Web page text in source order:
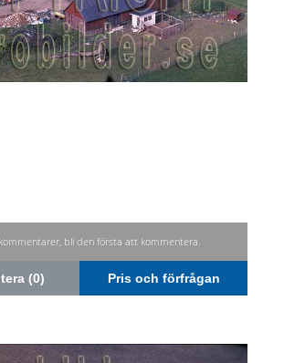
bli den första att kommentera.
(0) Pris och förfrågan